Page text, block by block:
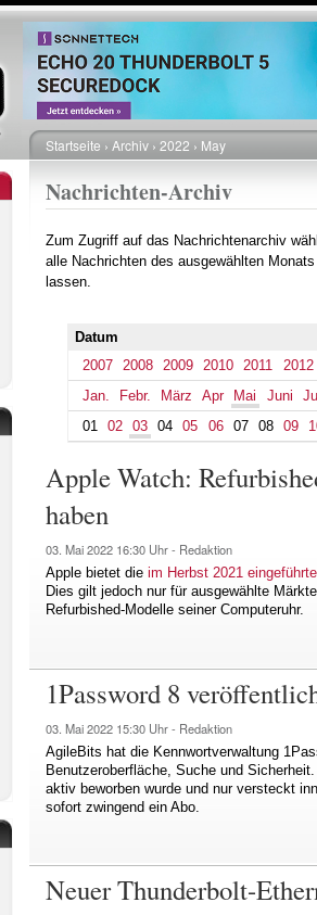
Pfadnavigation
Startseite Archiv 2022 May
Nachrichten-Archiv
Zum Zugriff auf das Nachrichtenarchiv
alle Nachrichten des ausgewählten
lassen.
Datum
2007
2008 2009 2010 2011 2012
Jan.
Febr. März Apr Mai Juni
01
02 03 04 05 06 07 08 09
Apple Watch:
haben
03. Mai 2022 16:30 Uhr - Redaktion
Apple bietet die im Herbst 2021
Dies gilt jedoch nur für ausgewählte
Refurbished-Modelle seiner Computeruhr.
1Password 8
03. Mai 2022 15:30 Uhr - Redaktion
AgileBits hat die Kennwortverwaltung
Benutzeroberfläche, Suche und
aktiv beworben wurde und nur versteckt
sofort zwingend ein Abo.
Neuer Thunderbolt-